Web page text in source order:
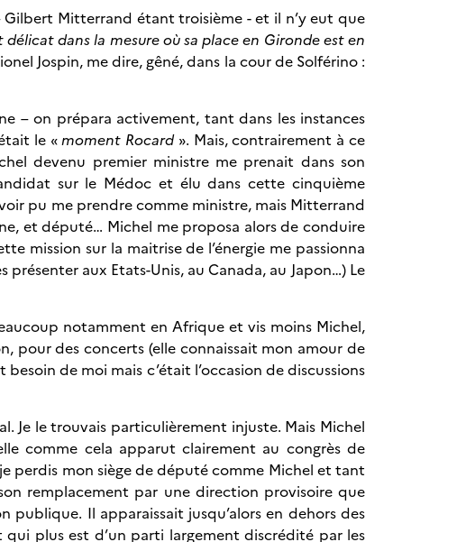
Mitterrand étant troisième - et il n’y eut que
délicat dans la mesure où sa place en Gironde est en
Jospin, me dire, gêné, dans la cour de Solférino :
– on prépara activement, tant dans les instances
le «moment Rocard ». Mais, contrairement à ce
devenu premier ministre me prenait dans son
sur le Médoc et élu dans cette cinquième
pu me prendre comme ministre, mais Mitterrand
et député… Michel me proposa alors de conduire
mission sur la maitrise de l’énergie me passionna
aux Etats-Unis, au Canada, au Japon…) Le
notamment en Afrique et vis moins Michel,
pour des concerts (elle connaissait mon amour de
de moi mais c’était l’occasion de discussions
Je le trouvais particulièrement injuste. Mais Michel
comme cela apparut clairement au congrès de
perdis mon siège de député comme Michel et tant
remplacement par une direction provisoire que
publique. Il apparaissait jusqu’alors en dehors des
plus est d’un parti largement discrédité par les